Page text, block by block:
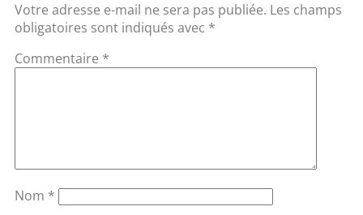
Votre adresse e-mail ne sera pas publiée. Les champs
obligatoires sont indiqués avec *
Commentaire *
Nom *